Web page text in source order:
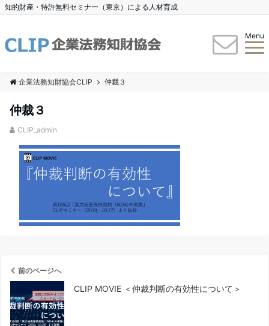
知的財産・特許無料セミナー（東京）による人材育成
Menu
企業法務知財協会CLIP 仲裁３
仲裁３
CLIP_admin
前のページへ
CLIP MOVIE ＜仲裁判断の有効性について＞